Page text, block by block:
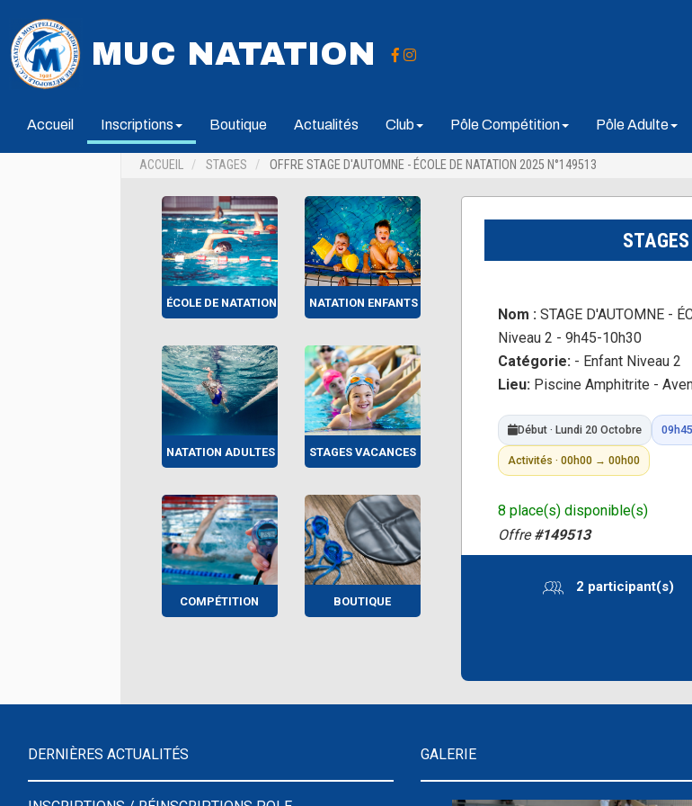
MUC NATATION
Accueil Inscriptions Boutique Actualités Club Pôle Compétition Pôle Adulte
ACCUEIL STAGES OFFRE STAGE D'AUTOMNE - ÉCOLE DE NATATION 2025 N°149513
ÉCOLE DE NATATION NATATION ENFANTS
NATATION ADULTES STAGES VACANCES
COMPÉTITION BOUTIQUE
Nom : STAGE D'AUTOMNE -
Niveau 2 - 9h45-10h30
Catégorie: - Enfant Niveau 2
Lieu: Piscine Amphitrite -
Début · Lundi 20 Octobre 09h45
Activités · 00h00 → 00h00
8 place(s) disponible(s)
Offre#149513
2 participant(s)
DERNIÈRES ACTUALITÉS GALERIE